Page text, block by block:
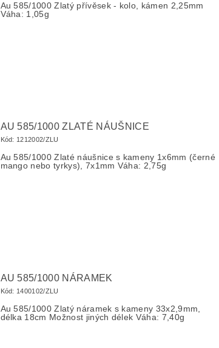
Au 585/1000 Zlatý přívěsek - kolo, kámen 2,25mm
Váha: 1,05g
AU 585/1000 ZLATÉ NÁUŠNICE
Kód: 1212002/ZLU
Au 585/1000 Zlaté náušnice s kameny 1x6mm (černé
mango nebo tyrkys), 7x1mm Váha: 2,75g
AU 585/1000 NÁRAMEK
Kód: 1400102/ZLU
Au 585/1000 Zlatý náramek s kameny 33x2,9mm,
délka 18cm Možnost jiných délek Váha: 7,40g